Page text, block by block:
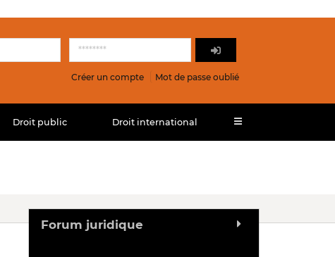
Créer un compte Mot de passe oublié
Droit public Droit international
Forum juridique